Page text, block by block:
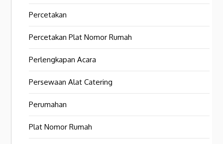
Percetakan
Percetakan Plat Nomor Rumah
Perlengkapan Acara
Persewaan Alat Catering
Perumahan
Plat Nomor Rumah